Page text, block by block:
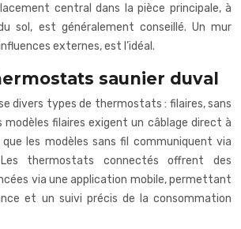
central dans la pièce principale, à
sol, est généralement conseillé. Un mur
externes, est l’idéal.
saunier duval
divers types de thermostats : filaires, sans
filaires exigent un câblage direct à
que les modèles sans fil communiquent via
thermostats connectés offrent des
via une application mobile, permettant
et un suivi précis de la consommation